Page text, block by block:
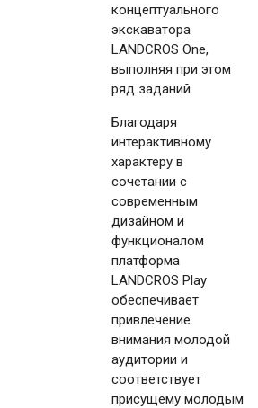
концептуального
экскаватора
LANDCROS One,
выполняя при этом
ряд заданий.
Благодаря
интерактивному
характеру в
сочетании с
современным
дизайном и
функционалом
платформа
LANDCROS Play
обеспечивает
привлечение
внимания молодой
аудитории и
соответствует
присущему молодым